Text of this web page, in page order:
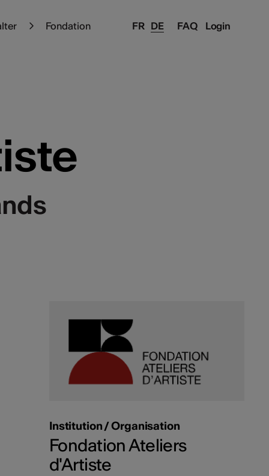
FAQ Login
FR DE
Fondation
Institution / Organisation
Fondation Ateliers
d'Artiste